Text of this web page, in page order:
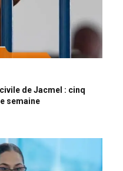
de Jacmel : cinq
semaine